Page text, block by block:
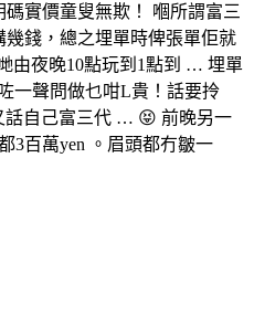
實價童叟無欺！ 嗰所謂富三
幾錢，總之埋單時俾張單佢就
由夜晚10點玩到1點到 … 埋單
一聲問做乜咁L貴！話要拎
話自己富三代 … 😝 前晚另一
3百萬yen 。眉頭都冇皺一